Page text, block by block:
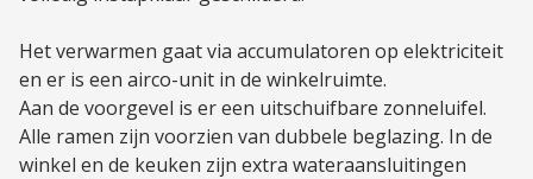
Het verwarmen gaat via accumulatoren op elektriciteit
en er is een airco-unit in de winkelruimte.
Aan de voorgevel is er een uitschuifbare zonneluifel.
Alle ramen zijn voorzien van dubbele beglazing. In de
winkel en de keuken zijn extra wateraansluitingen